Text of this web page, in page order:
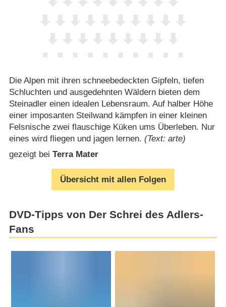
Die Alpen mit ihren schneebedeckten Gipfeln, tiefen
Schluchten und ausgedehnten Wäldern bieten dem
Steinadler einen idealen Lebensraum. Auf halber Höhe
einer imposanten Steilwand kämpfen in einer kleinen
Felsnische zwei flauschige Küken ums Überleben. Nur
eines wird fliegen und jagen lernen. (Text: arte)
gezeigt bei Terra Mater
Übersicht mit allen Folgen
DVD-Tipps von Der Schrei des Adlers-
Fans